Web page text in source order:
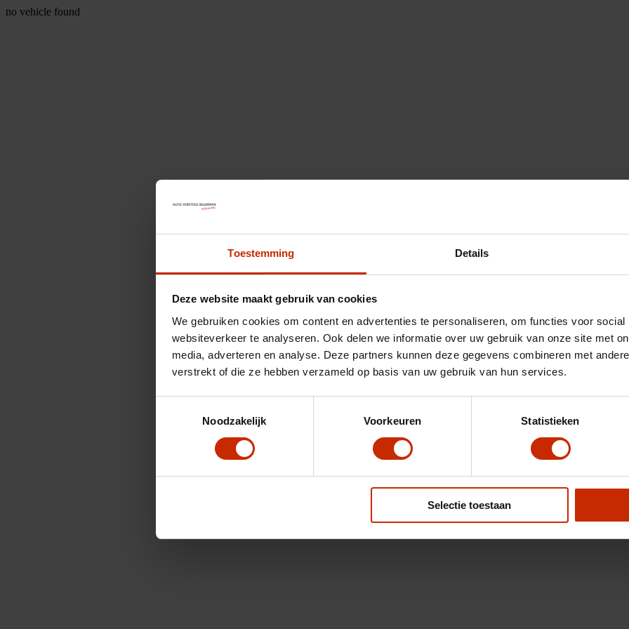
Toestemming Details
Deze website maakt gebruik van cookies
We gebruiken cookies om content en advertenties te personaliseren, om functies voor
websiteverkeer te analyseren. Ook delen we informatie over uw gebruik van onze site met
media, adverteren en analyse. Deze partners kunnen deze gegevens combineren met
verstrekt of die ze hebben verzameld op basis van uw gebruik van hun services.
Noodzakelijk
Voorkeuren Statistieken
Selectie toestaan
no vehicle found